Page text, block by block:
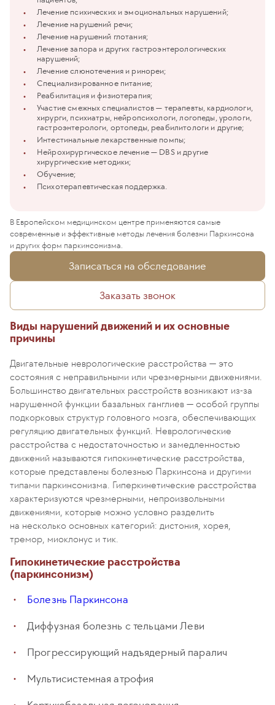
Лечение психических и эмоциональных нарушений;
Лечение нарушений речи;
Лечение нарушений глотания;
Лечение запора и других гастроэнтерологических
нарушений;
Лечение слюнотечения и ринореи;
Специализированное питание;
Реабилитация и физиотерапия;
Участие смежных специалистов — терапевты, кардиологи,
хирурги, психиатры, нейропсихологи, логопеды, урологи,
гастроэнтерологи, ортопеды, реабилитологи и другие;
Интестинальные лекарственные помпы;
Нейрохирургическое лечение — DBS и другие
хирургические методики;
Обучение;
Психотерапевтическая поддержка.
В Европейском медицинском центре применяются самые
современные и эффективные методы лечения болезни Паркинсона
и других форм паркинсонизма.
Записаться на обследование
Заказать звонок
Виды нарушений движений и их основные
причины
Двигательные неврологические расстройства — это
состояния с неправильными или чрезмерными движениями.
Большинство двигательных расстройств возникают из-за
нарушенной функции базальных ганглиев — особой группы
подкорковых структур головного мозга, обеспечивающих
регуляцию двигательных функций. Неврологические
расстройства с недостаточностью и замедленностью
движений называются гипокинетические расстройства,
которые представлены болезнью Паркинсона и другими
типами паркинсонизма. Гиперкинетические расстройства
характеризуются чрезмерными, непроизвольными
движениями, которые можно условно разделить
на несколько основных категорий: дистония, хорея,
тремор, миоклонус и тик.
Гипокинетические расстройства
(паркинсонизм)
Болезнь Паркинсона
Диффузная болезнь с тельцами Леви
Прогрессирующий надъядерный паралич
Мультисистемная атрофия